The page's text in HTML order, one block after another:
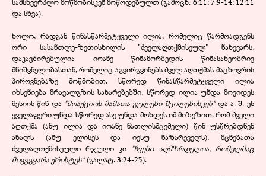
და სხვა).
ხოლო, რადგან წინასწარმეტყველი ილია, რომელიც წარმოადგენს
ორი სასანთლე-ზეთისხილის "ძველაღთქმისეულ" ნახევარს,
დაკავშირებულია იოანე წინამორბედის წინასახეობრივ
მნიშვნელობასთან, რომელიც აგვირგვინებს ძველ აღთქმას მაცხოვრის
პიროვნებაზე მოწმობით. სწორედ წინასწარმეტყველი ილია
იხსენიება მრავალგზის სახარებებში, სწორედ ილია უნდა მოვიდეს
მესიის წინ და "მოაქციოს მამათა გულები შვილებისკენ"და ა. შ. ეს
ყველაფერი უნდა სწორედ ასე უნდა მოხდეს იმ მიზეზით, რომ ძველი
აღთქმა (ანუ ილია და იოანე ნათლისმცემელი) წინ უსწრებდნენ
ახალს (ანუ ელისეს და იესუ ნაზარეველს), მცნებათა
ძველაღთქმისეული რჯული კი "ჩვენი აღმზრდელია, რომელმაც
მიგვგვარა ქრისტეს"(გალატ. 3:24-25).